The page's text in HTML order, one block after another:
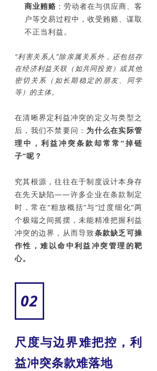
商业贿赂 ：劳动者在与供应商、客
户等交易过程中，收受贿赂、谋取
不正当利益。
“利害关系人”除亲属关系外，还包括存
在经济利益关联（如共同投资）或其他
密切关系（如长期稳定的朋友、同学
等）的主体。
在清晰界定利益冲突的定义与类型之
后，我们不禁要问： 为什么在实际管
理中，利益冲突条款却常常“掉链
子”呢？
究其根源，往往在于制度设计本身存
在先天缺陷——许多企业在条款制定
时，常在“粗放概括”与“过度细化”两
个极端之间摇摆，未能精准把握利益
冲突的边界，从而导致条款缺乏可操
作性，难以命中利益冲突管理的靶
心。
02
尺度与边界难把控，利
益冲突条款难落地